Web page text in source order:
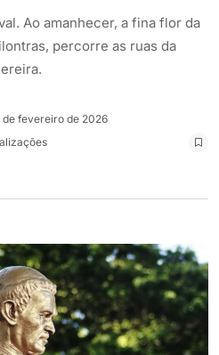
Ao amanhecer, a fina flor da
percorre as ruas da
de fevereiro de 2026